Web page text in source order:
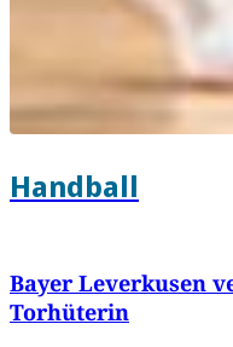
Handball
Bayer Leverkusen
Torhüterin